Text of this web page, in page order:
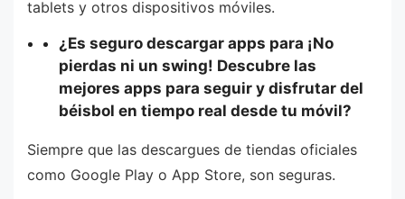
tablets y otros dispositivos móviles.
¿Es seguro descargar apps para ¡No
pierdas ni un swing! Descubre las
mejores apps para seguir y disfrutar del
béisbol en tiempo real desde tu móvil?
Siempre que las descargues de tiendas oficiales
como Google Play o App Store, son seguras.